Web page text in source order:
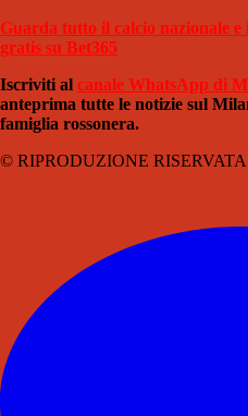
Guarda tutto il calcio nazionale
gratis su Bet365
Iscriviti al canale WhatsApp di
anteprima tutte le notizie sul
famiglia rossonera.
© RIPRODUZIONE RISERVATA